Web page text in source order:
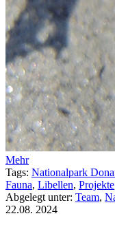
Mehr
Tags: Nationalpark
Fauna, Libellen, Projekte
Abgelegt unter: Team,
22.08. 2024